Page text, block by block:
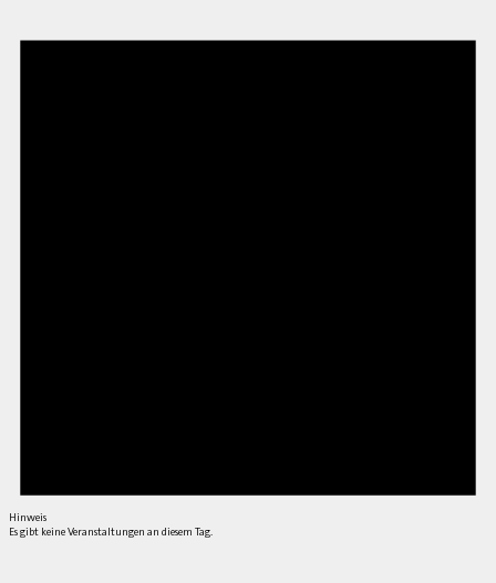
Hinweis
Es gibt keine Veranstaltungen an diesem Tag.